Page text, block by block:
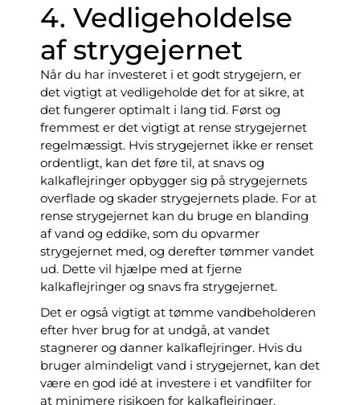
4. Vedligeholdelse
af strygejernet
Når du har investeret i et godt strygejern, er
det vigtigt at vedligeholde det for at sikre, at
det fungerer optimalt i lang tid. Først og
fremmest er det vigtigt at rense strygejernet
regelmæssigt. Hvis strygejernet ikke er renset
ordentligt, kan det føre til, at snavs og
kalkaflejringer opbygger sig på strygejernets
overflade og skader strygejernets plade. For at
rense strygejernet kan du bruge en blanding
af vand og eddike, som du opvarmer
strygejernet med, og derefter tømmer vandet
ud. Dette vil hjælpe med at fjerne
kalkaflejringer og snavs fra strygejernet.
Det er også vigtigt at tømme vandbeholderen
efter hver brug for at undgå, at vandet
stagnerer og danner kalkaflejringer. Hvis du
bruger almindeligt vand i strygejernet, kan det
være en god idé at investere i et vandfilter for
at minimere risikoen for kalkaflejringer.